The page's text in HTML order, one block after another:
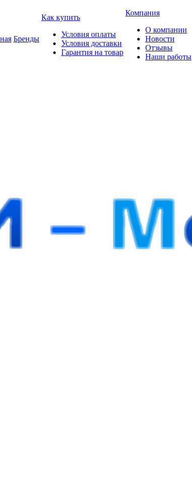
Бренды
Как купить
Условия оплаты
Условия доставки
Гарантия на товар
Компания
О компании
Новости
Отзывы
Наши работы